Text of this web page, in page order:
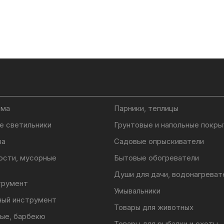
светильники
мусорные
инструмент
барбекю
Парники, теплицы
Грунтовые и напольные
Садовые опрыскиватели
Бытовые обогреватели
Души для дачи,
Умывальники
Товары для животных